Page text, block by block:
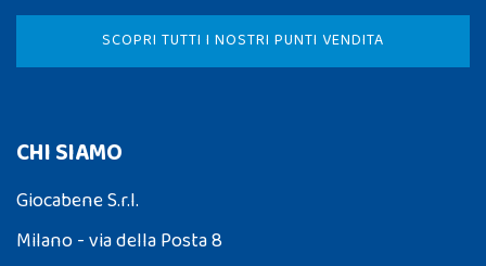
SCOPRI TUTTI I NOSTRI PUNTI VENDITA
CHI SIAMO
Giocabene S.r.l.
Milano - via della Posta 8